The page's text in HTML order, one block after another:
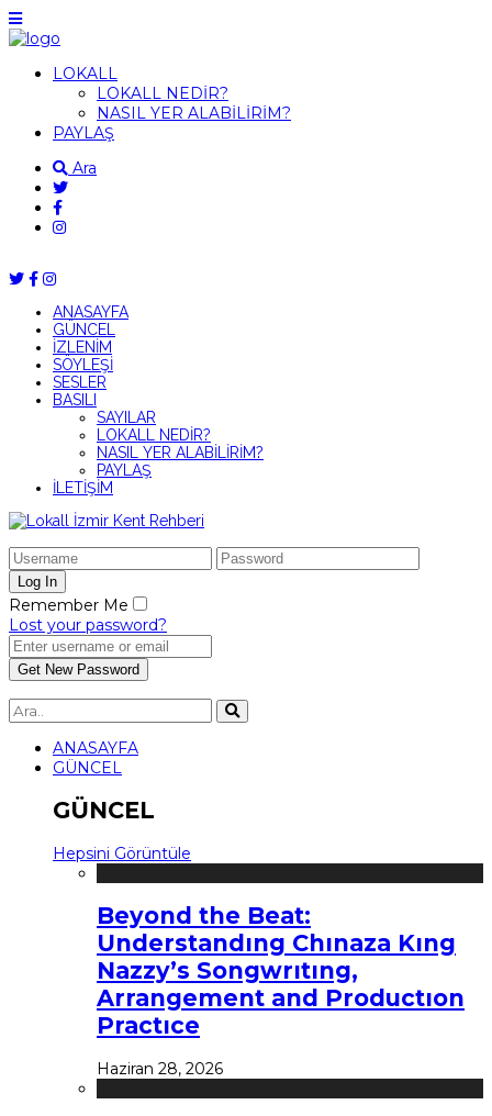
LOKALL
LOKALL NEDİR?
NASIL YER ALABİLİRİM?
PAYLAŞ
Ara
ANASAYFA
GÜNCEL
İZLENİM
SÖYLEŞİ
SESLER
BASILI
SAYILAR
LOKALL NEDİR?
NASIL YER ALABİLİRİM?
PAYLAŞ
İLETİŞİM
Remember Me
Lost your password?
ANASAYFA
GÜNCEL
GÜNCEL
Hepsini Görüntüle
Beyond the Beat:
Understandıng Chınaza Kıng
Nazzy’s Songwrıtıng,
Arrangement and Productıon
Practıce
Haziran 28, 2026